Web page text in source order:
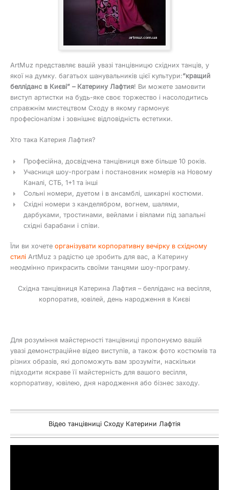
ArtMuz представляє вашій увазі танцівницю східних танців, у
якої на думку. багатьох шанувальників цієї культури:“кращий
белліданс в Києві” – Катерину Лафтия! Ви можете замовити
виступ артистки на будь-яке своє торжество і насолодитись
справжнім мистецтвом Сходу в якому гармонує
професіоналізм і зовнішнє відповідність естетики.
Хто така Катерия Лафтия?
Професійна, досвідчена танцівниця вже більше 10 років.
Учасниця шоу-програм і постановник номерів на Новому
Каналі, СТБ, 1+1 та інші
Сольні номери, дуетом і в ансамблі, шикарні костюми.
Східні номери з канделябром, вогнем, шалями,
дарбуками, тростинами, вейлами і віялами під запальні
східні барабани і співи.
Їли ви хочете організувати корпоративну вечірку в східному
стилі ArtMuz з радістю це зробить для вас, а Катерину
неодмінно прикрасить своїми танцями шоу-програму.
Східна танцівниця Катерина Лафтия – белліданс на весілля,
корпоратив, ювілей, день народження в Києві
Для розуміння майстерності танцівниці пропонуємо вашій
увазі демонстраційне відео виступів, а також фото костюмів та
різних образів, які допоможуть вам зрозуміти, наскільки
підходити яскраве її майстерність для вашого весілля,
корпоративу, ювілею, дня народження або бізнес заходу.
Відео танцівниці Сходу Катерини Лафтія